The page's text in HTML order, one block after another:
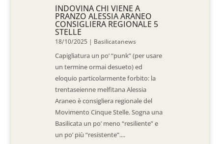
INDOVINA CHI VIENE A
PRANZO ALESSIA ARANEO
CONSIGLIERA REGIONALE 5
STELLE
18/10/2025 | Basilicatanews
Capigliatura un po’ “punk” (per usare
un termine ormai desueto) ed
eloquio particolarmente forbito: la
trentaseienne melfitana Alessia
Araneo è consigliera regionale del
Movimento Cinque Stelle. Sogna una
Basilicata un po’ meno “resiliente” e
un po’ più “resistente”....